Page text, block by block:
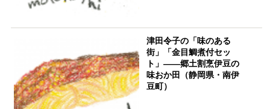
津田令子の「味のある
街」「金目鯛煮付セッ
ト」――郷土割烹伊豆の
味おか田（静岡県・南伊
豆町）